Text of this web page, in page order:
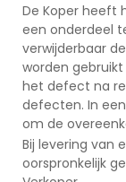
De Koper heeft
een onderdeel
verwijderbaar
worden
het defect na
defecten. In
om de
Bij levering van
oorspronkelijk